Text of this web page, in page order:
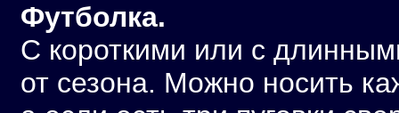
Футболка.
С короткими или с
от сезона. Можно носить